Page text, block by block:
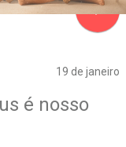
19 de janeiro
é nosso
navigate_next